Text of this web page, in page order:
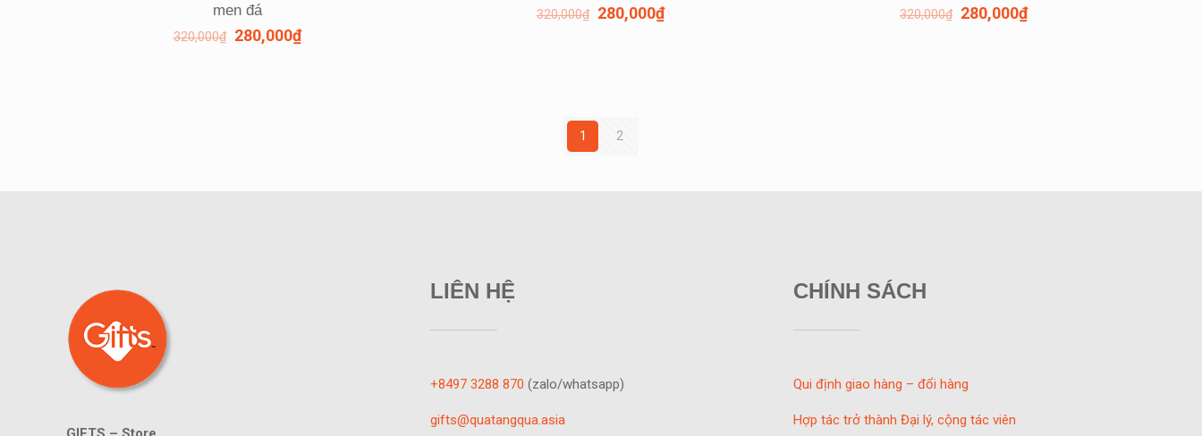
men đá
320,000₫ 280,000₫
320,000₫ 280,000₫ 320,000₫ 280,000₫
1 2
LIÊN HỆ
+8497 3288 870 (zalo/whatsapp)
gifts@quatangqua.asia
CHÍNH SÁCH
Qui định giao hàng – đổi hàng
Hợp tác trở thành Đại lý, cộng tác viên